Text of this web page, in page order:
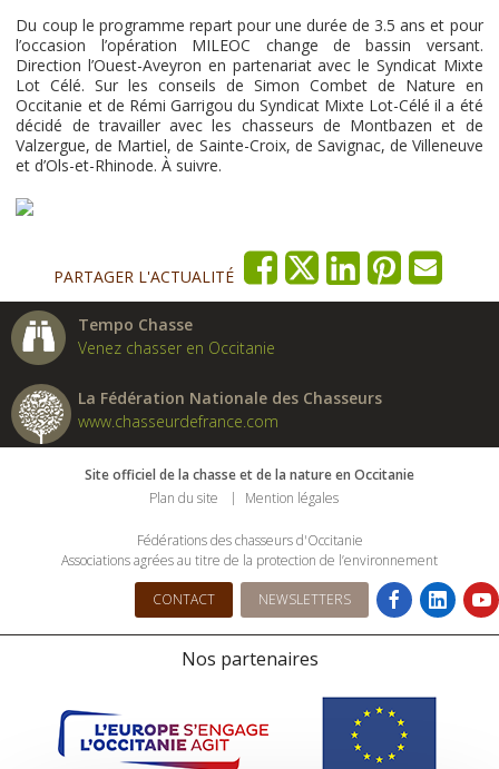
Du coup le programme repart pour une durée de 3.5 ans et pour
l’occasion l’opération MILEOC change de bassin versant.
Direction l’Ouest-Aveyron en partenariat avec le Syndicat Mixte
Lot Célé. Sur les conseils de Simon Combet de Nature en
Occitanie et de Rémi Garrigou du Syndicat Mixte Lot-Célé il a été
décidé de travailler avec les chasseurs de Montbazen et de
Valzergue, de Martiel, de Sainte-Croix, de Savignac, de Villeneuve
et d’Ols-et-Rhinode. À suivre.
PARTAGER L'ACTUALITÉ
Tempo Chasse
Venez chasser en Occitanie
La Fédération Nationale des Chasseurs
www.chasseurdefrance.com
Site officiel de la chasse et de la nature en Occitanie
Plan du site
Mention légales
Fédérations des chasseurs d'Occitanie
Associations agrées au titre de la protection de l’environnement
CONTACT NEWSLETTERS
Nos partenaires